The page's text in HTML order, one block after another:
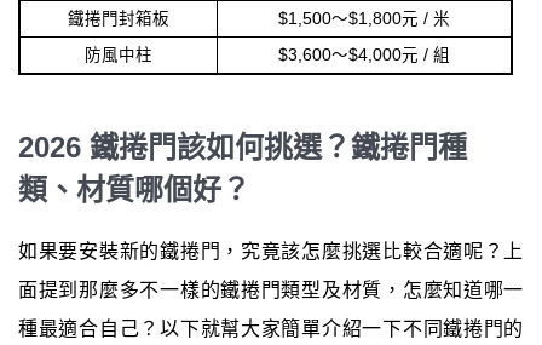
鐵捲門封箱板
$1,500～$1,800元 / 米
防風中柱
$3,600～$4,000元 / 組
2026 鐵捲門該如何挑選？鐵捲門種
類、材質哪個好？
如果要安裝新的鐵捲門，究竟該怎麼挑選比較合適呢？上
面提到那麼多不一樣的鐵捲門類型及材質，怎麼知道哪一
種最適合自己？以下就幫大家簡單介紹一下不同鐵捲門的